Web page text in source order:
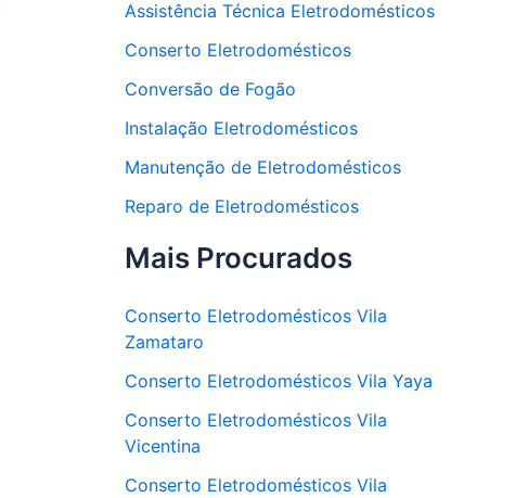
Assistência Técnica Eletrodomésticos
Conserto Eletrodomésticos
Conversão de Fogão
Instalação Eletrodomésticos
Manutenção de Eletrodomésticos
Reparo de Eletrodomésticos
Mais Procurados
Conserto Eletrodomésticos Vila
Zamataro
Conserto Eletrodomésticos Vila Yaya
Conserto Eletrodomésticos Vila
Vicentina
Conserto Eletrodomésticos Vila